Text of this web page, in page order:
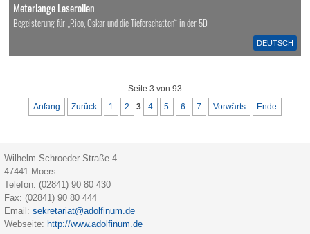
DEUTSCH
Meterlange Leserollen
Begeisterung für „Rico, Oskar und die Tieferschatten“ in der 5D
Seite 3 von 93
Anfang Zurück 1 2 3 4 5 6 7 Vorwärts Ende
Wilhelm-Schroeder-Straße 4
47441 Moers
Telefon: (02841) 90 80 430
Fax: (02841) 90 80 444
Email:sekretariat@adolfinum.de
Webseite: http://www.adolfinum.de